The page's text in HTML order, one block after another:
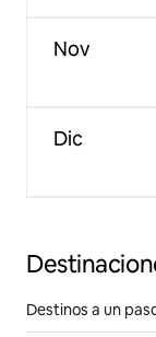
Nov
Dic
Destinos a un